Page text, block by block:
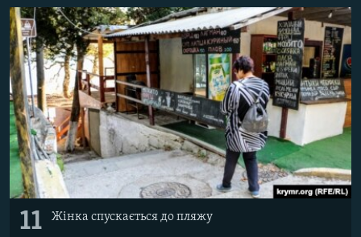
11 Жінка спускається до пляжу